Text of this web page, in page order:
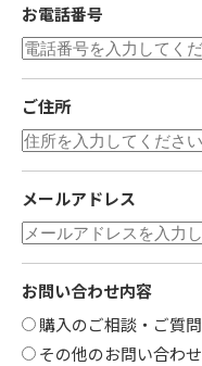
お電話番号
ご住所
メールアドレス
お問い合わせ内容
購入のご相談・ご質問
その他のお問い合わせ